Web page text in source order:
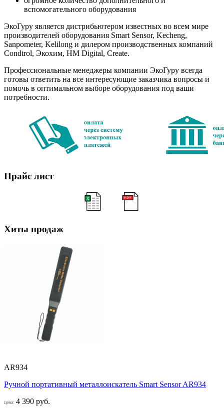
вспомогательного оборудования
ЭкоГуру является дистрибьютером известных во всем мире
производителей оборудования Smart Sensor, Kecheng,
Sanpometer, Kelilong и дилером производственных компаний
Condtrol, Экохим, HM Digital, Create.
Профессиональные менеджеры компании ЭкоГуру всегда
готовы ответить на все интересующие заказчика вопросы и
помочь в оптимальном выборе оборудования под ваши
потребности.
Прайс лист
Хиты продаж
AR934
Ручной портативный металлоискатель Smart Sensor AR934
цена: 4 390 руб.